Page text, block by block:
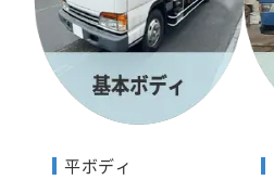
平ボディ